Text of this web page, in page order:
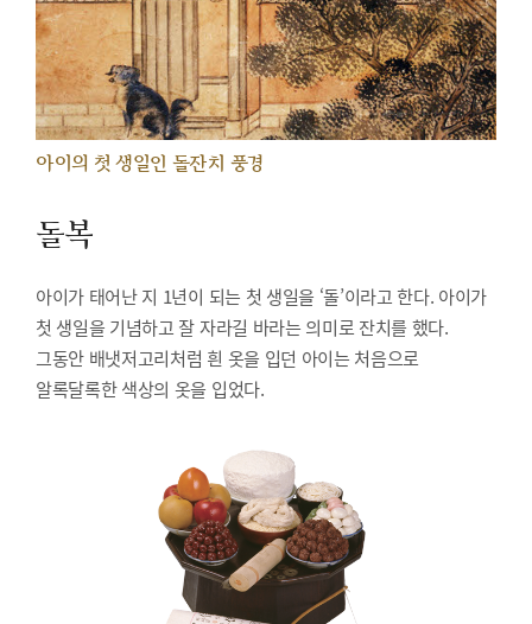
아이의 첫 생일인 돌잔치 풍경
돌복
아이가 태어난 지 1년이 되는 첫 생일을 ‘돌’이라고 한다. 아이가
첫 생일을 기념하고 잘 자라길 바라는 의미로 잔치를 했다.
그동안 배냇저고리처럼 흰 옷을 입던 아이는 처음으로
알록달록한 색상의 옷을 입었다.